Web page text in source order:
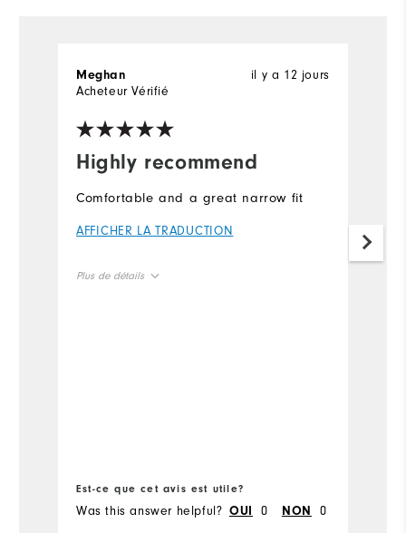
Highly recommend
il y a 12 jours
Meghan
Acheteur Vérifié
Comfortable and a great narrow fit
AFFICHER LA TRADUCTION
Plus de détails
Est-ce que cet avis est utile?
Was this answer helpful? OUI 0 NON 0